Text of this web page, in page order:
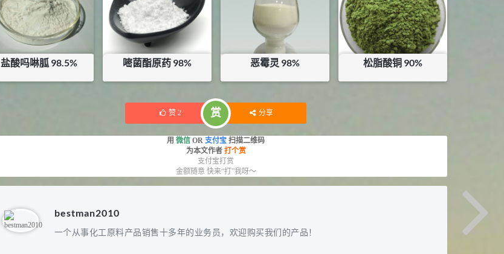
盐酸吗啉胍 98.5% 嘧菌酯原药 98%
库存：12KG
恶霉灵 98%
库存：37KG
松脂酸铜 90%
赞 2 赏 分享
用 微信 OR 支付宝 扫描二维码
为本文作者 打个赏
支付宝打赏
金额随意 快来“打”我呀～
bestman2010
一个从事化工原料产品销售十多年的业务员，欢迎购买我们的产品！
浏览量 - 1.55w
2021-05-25 食品添加剂原料
9 硬脂富马酸钠 99%
浏览量 - 1.54w
10 DL-蛋氨酸 99%